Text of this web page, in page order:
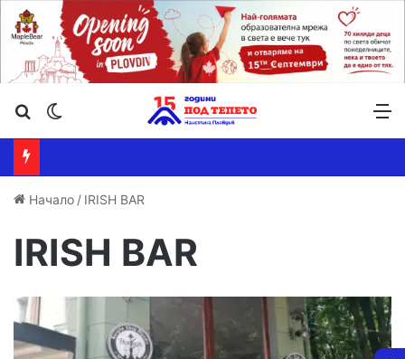
Търсене ...
Начало / IRISH BAR
IRISH BAR